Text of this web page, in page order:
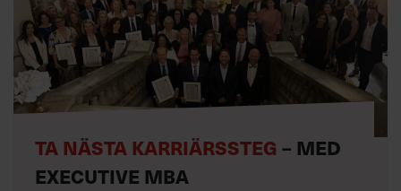
TA NÄSTA KARRIÄRSSTEG – MED
EXECUTIVE MBA